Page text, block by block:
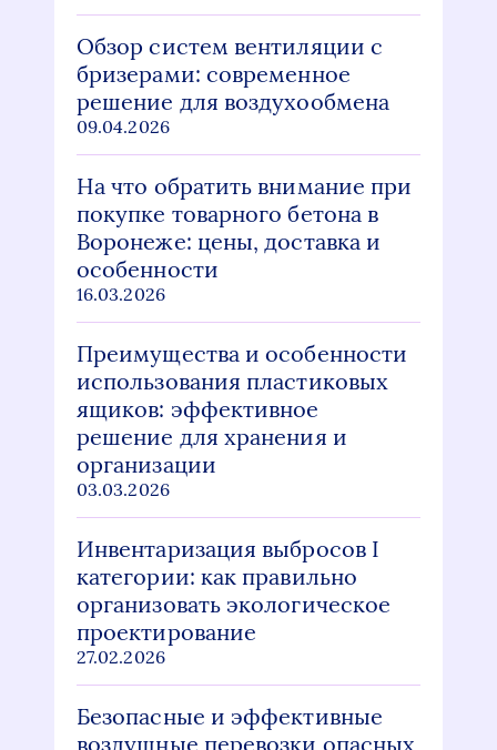
Обзор систем вентиляции с
бризерами: современное
решение для воздухообмена
09.04.2026
На что обратить внимание при
покупке товарного бетона в
Воронеже: цены, доставка и
особенности
16.03.2026
Преимущества и особенности
использования пластиковых
ящиков: эффективное
решение для хранения и
организации
03.03.2026
Инвентаризация выбросов I
категории: как правильно
организовать экологическое
проектирование
27.02.2026
Безопасные и эффективные
воздушные перевозки опасных